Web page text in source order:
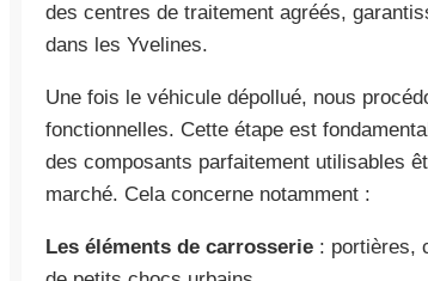
des centres de traitement agréés,
dans les Yvelines.
Une fois le véhicule dépollué, nous
fonctionnelles. Cette étape est
des composants parfaitement utilisables
marché. Cela concerne notamment :
Les éléments de carrosserie : portières,